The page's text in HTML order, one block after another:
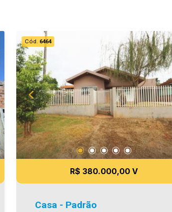
Cód. 6464
R$ 380.000,00 V
Casa - Padrão